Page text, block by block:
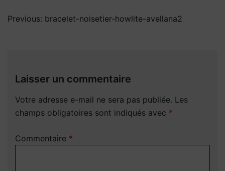
Navigation
Previous: bracelet-noisetier-howlite-avellana2
Laisser un commentaire
Votre adresse e-mail ne sera pas publiée. Les
champs obligatoires sont indiqués avec *
Commentaire *